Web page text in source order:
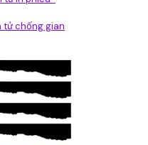
tử chống gian